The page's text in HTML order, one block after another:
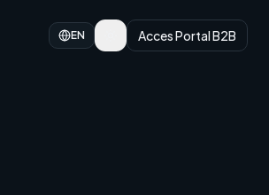
EN Acces Portal B2B